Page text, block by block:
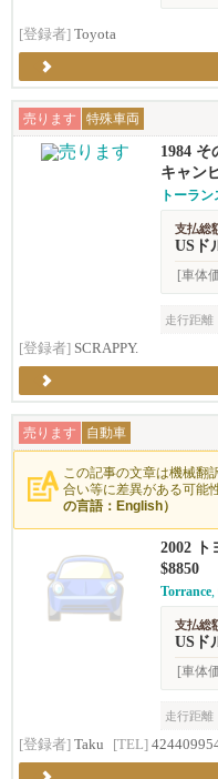
[登録者] Toyota
売ります 特殊車両
1984
キャン
トーラン
支払総
USド
[車体
走行距離
[登録者] SCRAPPY.
売ります 自動車
この記事の文章は機械翻
合い等に差異がある可能
の言語：English）
2002 ト
$8850
Torrance,
支払総
USド
[車体
走行距離
[登録者] Taku [TEL]